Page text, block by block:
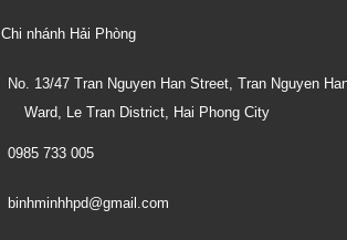
Chi nhánh Hải Phòng
No. 13/47 Tran Nguyen Han Street, Tran Nguyen
Ward, Le Tran District, Hai Phong City
0985 733 005
binhminhhpd@gmail.com